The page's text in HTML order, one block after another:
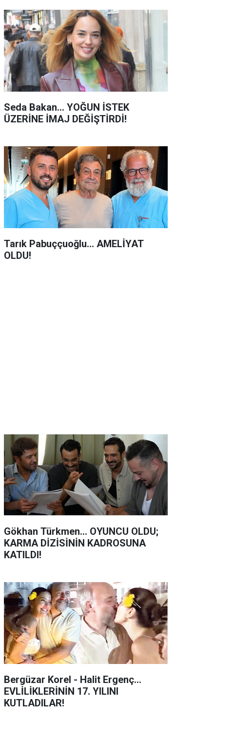
Seda Bakan... YOĞUN İSTEK
ÜZERİNE İMAJ DEĞİŞTİRDİ!
Tarık Pabuççuoğlu… AMELİYAT
OLDU!
Gökhan Türkmen... OYUNCU OLDU;
KARMA DİZİSİNİN KADROSUNA
KATILDI!
Bergüzar Korel - Halit Ergenç...
EVLİLİKLERİNİN 17. YILINI
KUTLADILAR!